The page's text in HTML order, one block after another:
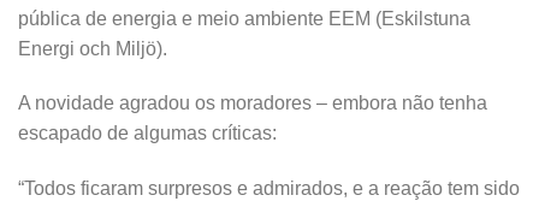
pública de energia e meio ambiente EEM (Eskilstuna
Energi och Miljö).
A novidade agradou os moradores – embora não tenha
escapado de algumas críticas:
“Todos ficaram surpresos e admirados, e a reação tem sido